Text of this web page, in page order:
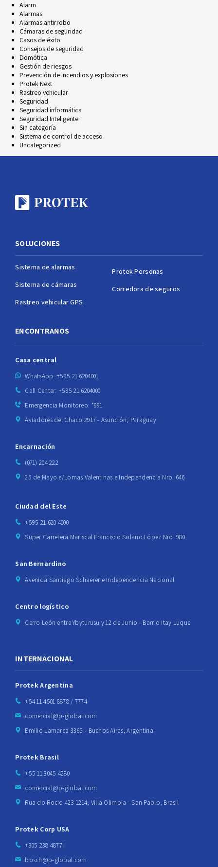
Alarm
Alarmas
Alarmas antirrobo
Cámaras de seguridad
Casos de éxito
Consejos de seguridad
Domótica
Gestión de riesgos
Prevención de incendios y explosiones
Protek Next
Rastreo vehicular
Seguridad
Seguridad informática
Seguridad Inteligente
Sin categoría
Sistema de control de acceso
Uncategorized
SOLUCIONES
Sistema de alarmas
Sistema de cámaras
Rastreo vehicular GPS
Protek Personas
Corredora de seguros
ENCONTRANOS
Casa central
WhatsApp: +595 21 6204001
Call Center: +595 21 6204000
Emergencia Monitoreo: *991
Aviadores del Chaco 2917 - Asunción, Paraguay
Encarnación
(071) 204 222
25 de Mayo e/Lomas Valentinas e Independencia Nro. 646
Ciudad del Este
+595 21 620 4000
Super Carretera Mariscal Francisco Solano López Nro. 980
San Bernardino
Avenida Santiago Schaerer e Independencia Nacional
Centro logístico
Cerro León entre Ybyturusu y 12 de Junio - Barrio Itay Luque
INTERNACIONAL
Protek Argentina
+54 11 4501 8878 / 7774
comercial@p-global.com
Emilio Lamarca 3365 - Buenos Aires, Argentina
Protek Brasil
+55 11 3045 4280
comercial@p-global.com
Rua do Rocio 423-1214, Villa Olimpia - San Pablo, Brasil
Protek Corp USA
+305 238 4877l
bosch@p-global.com